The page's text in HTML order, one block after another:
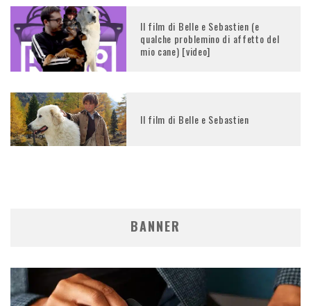
Il film di Belle e Sebastien (e
qualche problemino di affetto del
mio cane) [video]
Il film di Belle e Sebastien
BANNER